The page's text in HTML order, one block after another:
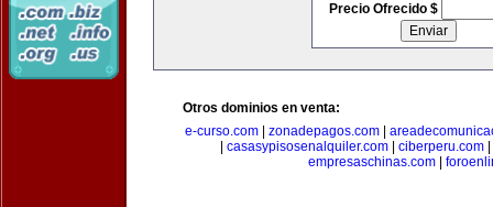
Precio Ofrecido $
Otros dominios en venta:
e-curso.com| zonadepagos.com|
casasypisosenalquiler.com ciberperu.com
empresaschinas.com|